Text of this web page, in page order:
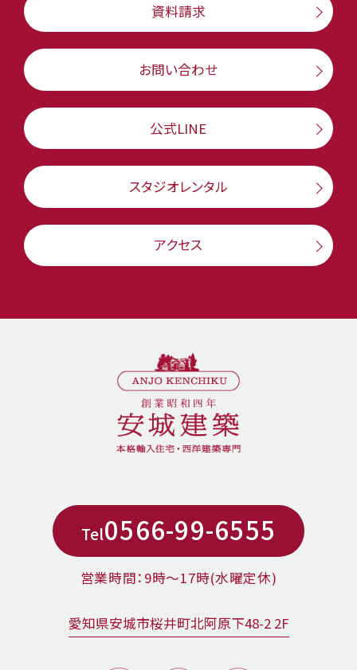
資料請求
お問い合わせ
公式LINE
スタジオレンタル
アクセス
Tel0566-99-6555
営業時間：9時〜17時(水曜定休)
愛知県安城市桜井町北阿原下48-2 2F